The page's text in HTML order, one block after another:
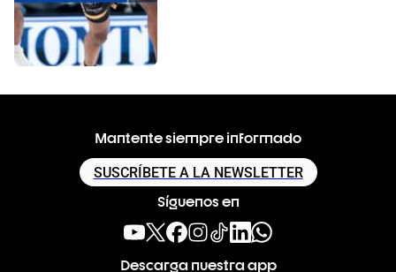
Mantente siempre informado
SUSCRÍBETE A LA NEWSLETTER
Síguenos en
Descarga nuestra app